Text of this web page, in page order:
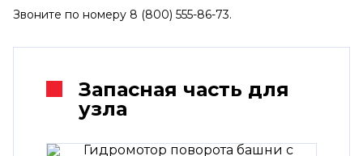
Звоните по номеру 8 (800) 555-86-73.
Запасная часть для
узла